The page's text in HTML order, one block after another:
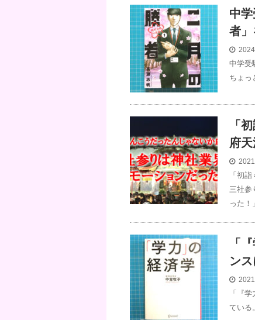
中
者
中学
ちょ
「
府
「初
三社参
った！
「
ン
「『
ている